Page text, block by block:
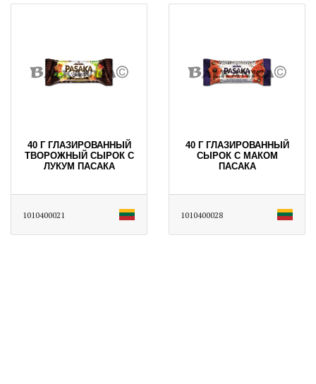
40 Г ГЛАЗИРОВАННЫЙ
ТВОРОЖНЫЙ СЫРОК С
ЛУКУМ ПАСАКА
1010400021
40 Г ГЛАЗИРОВАННЫЙ
СЫРОК С МАКОМ
ПАСАКА
1010400028